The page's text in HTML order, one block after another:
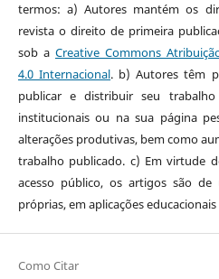
termos: a) Autores mantém os
revista o direito de primeira
sob a Creative Commons
4.0 Internacional. b) Autores têm
publicar e distribuir seu
institucionais ou na sua página
alterações produtivas, bem como
trabalho publicado. c) Em virtude
acesso público, os artigos são
próprias, em aplicações
Como Citar